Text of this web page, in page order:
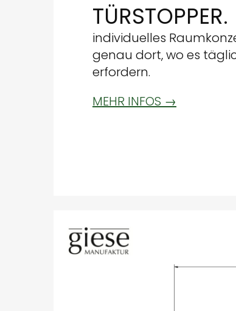
TÜRSTOPPER.
individuelles
genau dort, wo es
erfordern.
MEHR INFOS →